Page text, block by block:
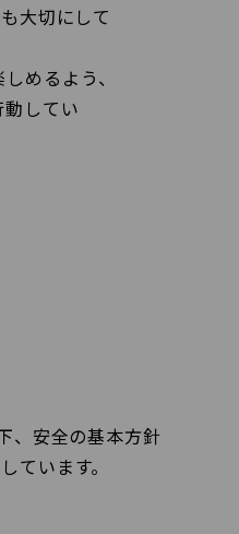
大切にして
めるよう、
してい
、安全の基本方針
ています。